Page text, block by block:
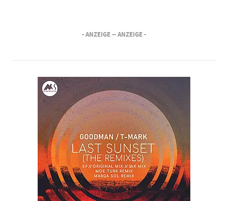
- ANZEIGE -- ANZEIGE -